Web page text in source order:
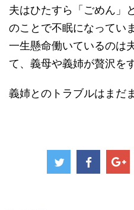
夫はひたすら「ごめん」
のことで不眠になってい
一生懸命働いているのは
て、義母や義姉が贅沢を
義姉とのトラブルはまだ